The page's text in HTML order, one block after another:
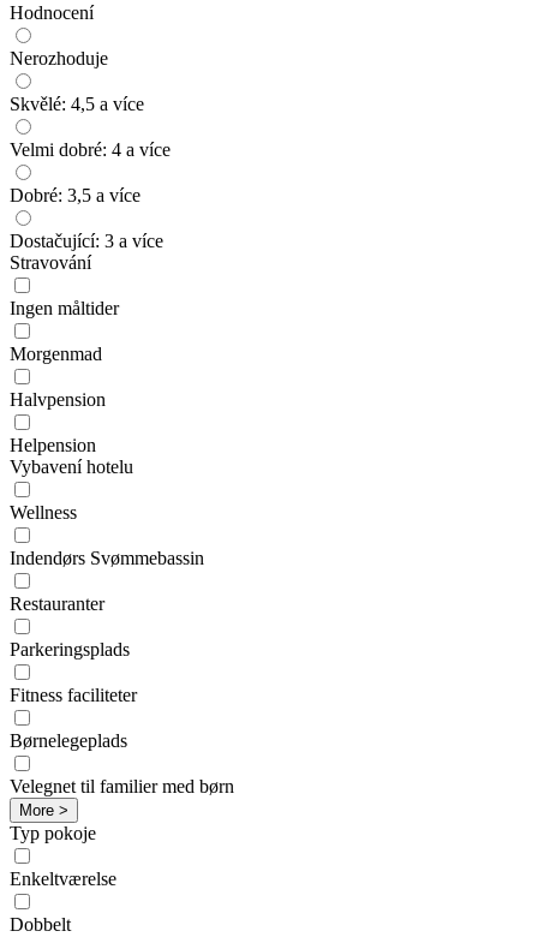
Hodnocení
Nerozhoduje
Skvělé: 4,5 a více
Velmi dobré: 4 a více
Dobré: 3,5 a více
Dostačující: 3 a více
Stravování
Ingen måltider
Morgenmad
Halvpension
Helpension
Vybavení hotelu
Wellness
Indendørs Svømmebassin
Restauranter
Parkeringsplads
Fitness faciliteter
Børnelegeplads
Velegnet til familier med børn
More >
Typ pokoje
Enkeltværelse
Dobbelt